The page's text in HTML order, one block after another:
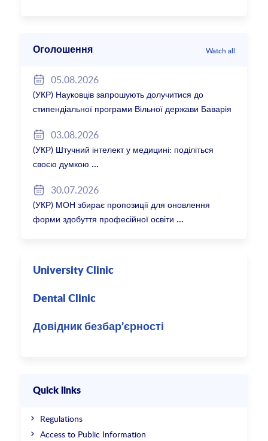
Оголошення Watch all
05.08.2026
(УКР) Науковців запрошують долучитися до
стипендіальної програми Вільної держави Баварія
03.08.2026
(УКР) Штучний інтелект у медицині: поділіться
своєю думкою
30.07.2026
(УКР) МОН збирає пропозиції для оновлення
форми здобуття професійної освіти
University Clinic
Dental Clinic
Довідник безбар’єрності
Quick links
Regulations
Access to Public Information